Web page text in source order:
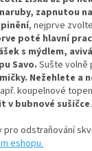
zapnutou
, nejprve
poté hlavní
s mýdlem,
Savo. Sušte volně
Nežehlete a
koupelnové
v bubnové sušičce.
odstraňování
eshopu.